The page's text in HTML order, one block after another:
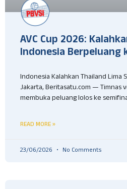
AVC Cup 2026:
Indonesia Berpeluang
Indonesia Kalahkan Thailand Lima
Jakarta, Beritasatu.com — Timnas
membuka peluang lolos ke
READ MORE »
23/06/2026 No Comments